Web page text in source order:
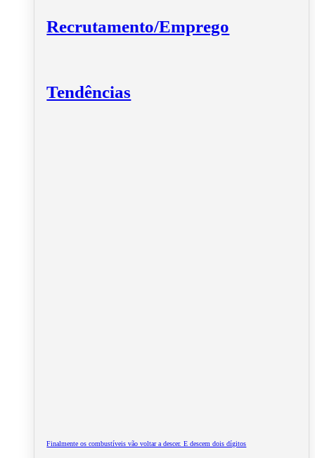
Recrutamento/Emprego
Tendências
Finalmente os combustíveis vão voltar a descer. E descem dois dígitos